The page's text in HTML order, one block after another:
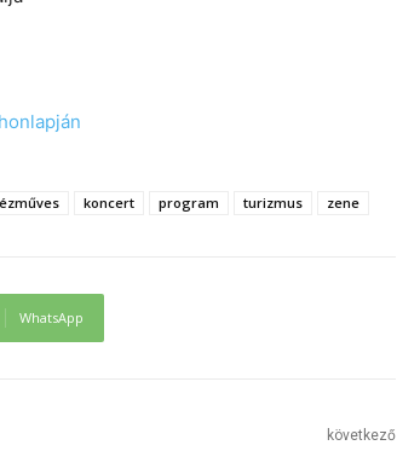
koncert program turizmus zene
WhatsApp
következő